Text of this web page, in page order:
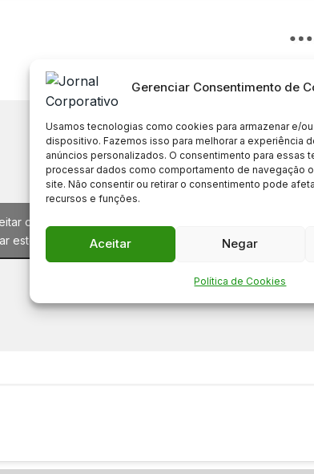
Gerenciar Consentimento de
Usamos tecnologias como cookies para armazenar e/
dispositivo. Fazemos isso para melhorar a experiência
anúncios personalizados. O consentimento para essas
processar dados como comportamento de navegação
site. Não consentir ou retirar o consentimento pode
recursos e funções.
Aceitar Negar
Política de Cookies
os cookies marketing
este conteúdo